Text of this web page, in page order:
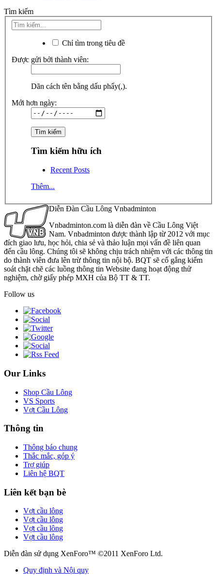
Tìm kiếm
Chỉ tìm trong tiêu đề
Được gửi bởi thành viên:
Dãn cách tên bằng dấu phẩy(,).
Mới hơn ngày:
Tìm kiếm hữu ích
Recent Posts
Thêm...
Diễn Đàn Cầu Lông Vnbadminton
Vnbadminton.com là diễn đàn về Cầu Lông Việt
Nam. Vnbadminton được thành lập từ 2012 với mục
đích giao lưu, học hỏi, chia sẻ và thảo luận mọi vấn đề liên quan
đến cầu lông. Chúng tôi sẽ không chịu trách nhiệm với các thông tin
do thành viên đưa lên trừ thông tin nội bộ. BQT sẽ cố gắng kiểm
soát chặt chẽ các luồng thông tin Website đang hoạt động thử
nghiệm, chờ giấy phép MXH của Bộ TT & TT.
Follow us
Our Links
Shop Cầu Lông
VS Sports
Vợt Cầu Lông
Thông tin
Thông báo chung
Thắc mắc, góp ý
Trợ giúp
Liên hệ BQT
Liên kết bạn bè
Vợt cầu lông
Vợt cầu lông
Vợt cầu lông
Vợt cầu lông
Diễn đàn sử dụng XenForo™ ©2011 XenForo Ltd.
Quy định và Nội quy